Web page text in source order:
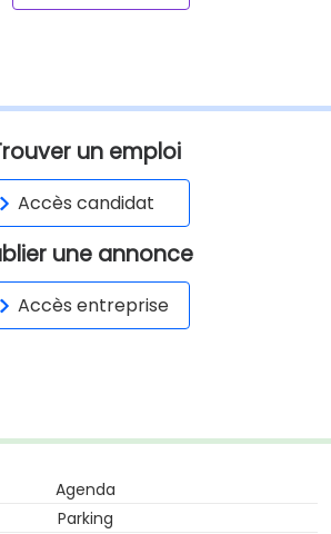
un emploi
Accès candidat
une annonce
Accès entreprise
Agenda
Parking